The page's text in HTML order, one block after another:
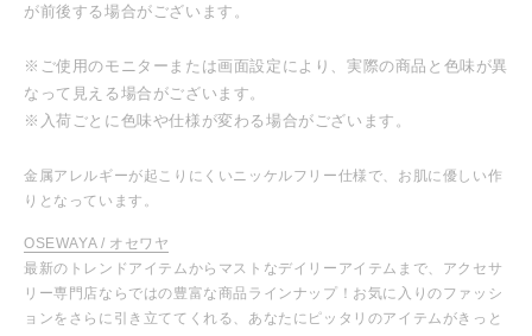
が前後する場合がございます。
※ご使用のモニターまたは画面設定により、実際の商品と色味が異
なって見える場合がございます。
※入荷ごとに色味や仕様が変わる場合がございます。
金属アレルギーが起こりにくいニッケルフリー仕様で、お肌に優しい作
りとなっています。
OSEWAYA / オセワヤ
最新のトレンドアイテムからマストなデイリーアイテムまで、アクセサ
リー専門店ならではの豊富な商品ラインナップ！お気に入りのファッシ
ョンをさらに引き立ててくれる、あなたにピッタリのアイテムがきっと